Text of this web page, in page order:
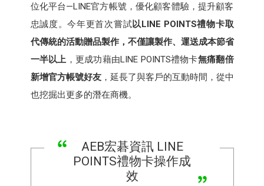
位化平台—LINE官方帳號，優化顧客體驗，提升顧客
忠誠度。今年更首次嘗試以LINE POINTS禮物卡取
代傳統的活動贈品製作，不僅讓製作、運送成本節省
一半以上 ，更成功藉由LINE POINTS禮物卡無痛翻倍
新增官方帳號好友，延長了與客戶的互動時間，從中
也挖掘出更多的潛在商機。
AEB宏碁資訊 LINE
POINTS禮物卡操作成
效